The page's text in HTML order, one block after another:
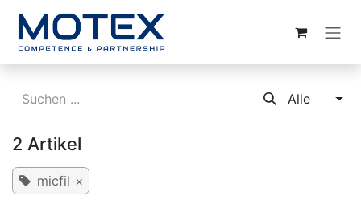
Alle
2 Artikel
micfil ×